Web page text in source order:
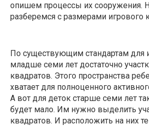
опишем процессы их сооружения.
разберемся с размерами игрового
По существующим стандартам для
младше семи лет достаточно
квадратов. Этого пространства
хватает для полноценного
А вот для деток старше семи лет
будет мало. Им нужно выделить
квадратов. И расположить на них